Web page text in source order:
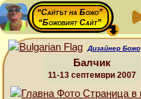
“Сайтът на Божо”
“Божовият Сайт”
Дизайнер Божо
Балчик
11-13 септември 2007